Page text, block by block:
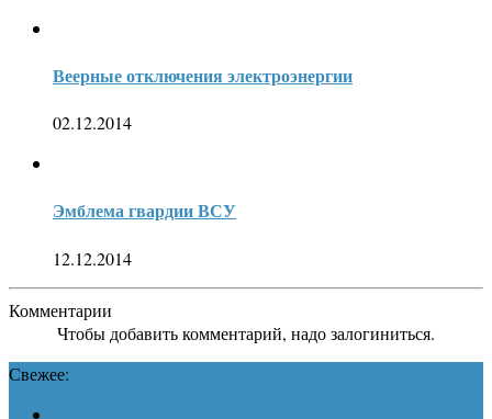
Веерные отключения электроэнергии
02.12.2014
Эмблема гвардии ВСУ
12.12.2014
Комментарии
Чтобы добавить комментарий, надо залогиниться.
Свежее: